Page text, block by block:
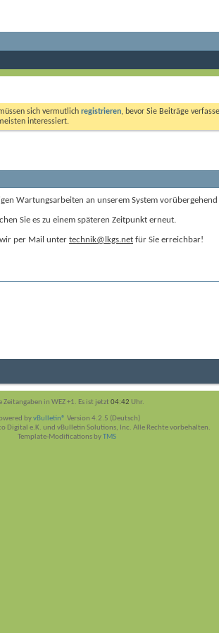
sich vermutlich registrieren, bevor Sie Beiträge
interessiert.
Wartungsarbeiten an unserem System vorübergehend
Sie es zu einem späteren Zeitpunkt erneut.
per Mail unter technik@lkgs.net für Sie erreichbar!
Zeitangaben in WEZ +1. Es ist jetzt04:42 Uhr.
byvBulletin® Version 4.2.5 (Deutsch)
Digital e.K. und vBulletin Solutions, Inc. Alle Rechte vorbehalten.
Template-Modifications byTMS